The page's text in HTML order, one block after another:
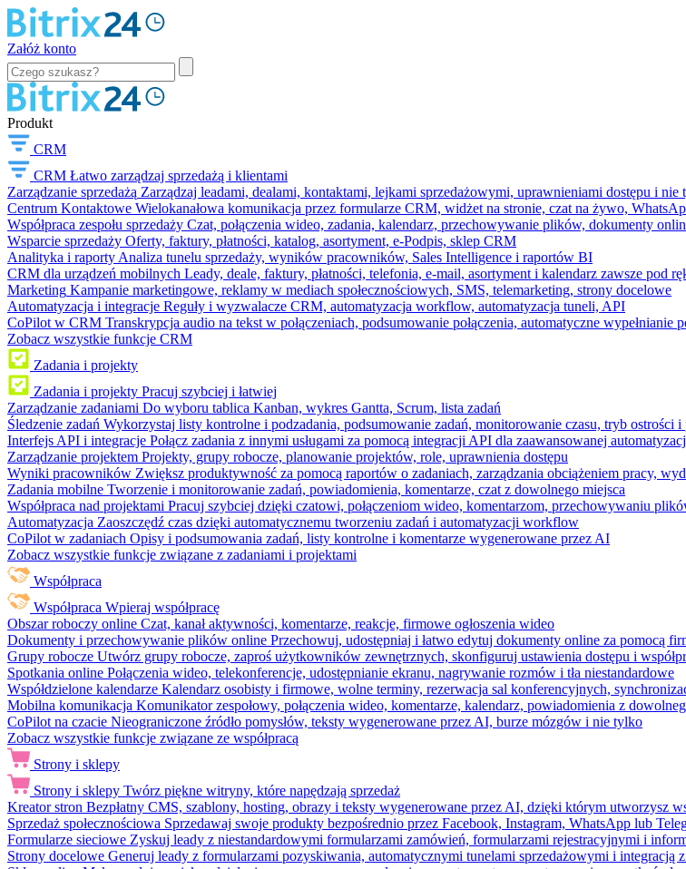
Załóż konto
Produkt
CRM
CRM Łatwo zarządzaj sprzedażą i klientami
Zarządzanie sprzedażą Zarządzaj leadami, dealami, kontaktami, lejkami sprzedażowymi, uprawnieniami dostępu i nie
Centrum Kontaktowe Wielokanałowa komunikacja przez formularze CRM, widżet na stronie, czat na żywo,
Współpraca zespołu sprzedaży Czat, połączenia wideo, zadania, kalendarz, przechowywanie plików, dokumenty
Wsparcie sprzedaży Oferty, faktury, płatności, katalog, asortyment, e-Podpis, sklep CRM
Analityka i raporty Analiza tunelu sprzedaży, wyników pracowników, Sales Intelligence i raportów BI
CRM dla urządzeń mobilnych Leady, deale, faktury, płatności, telefonia, e-mail, asortyment i kalendarz zawsze pod
Marketing Kampanie marketingowe, reklamy w mediach społecznościowych, SMS, telemarketing, strony docelowe
Automatyzacja i integracje Reguły i wyzwalacze CRM, automatyzacja workflow, automatyzacja tuneli, API
CoPilot w CRM Transkrypcja audio na tekst w połączeniach, podsumowanie połączenia, automatyczne wypełnianie
Zobacz wszystkie funkcje CRM
Zadania i projekty
Zadania i projekty Pracuj szybciej i łatwiej
Zarządzanie zadaniami Do wyboru tablica Kanban, wykres Gantta, Scrum, lista zadań
Śledzenie zadań Wykorzystaj listy kontrolne i podzadania, podsumowanie zadań, monitorowanie czasu, tryb ostrości i
Interfejs API i integracje Połącz zadania z innymi usługami za pomocą integracji API dla zaawansowanej
Zarządzanie projektem Projekty, grupy robocze, planowanie projektów, role, uprawnienia dostępu
Wyniki pracowników Zwiększ produktywność za pomocą raportów o zadaniach, zarządzania obciążeniem pracy,
Zadania mobilne Tworzenie i monitorowanie zadań, powiadomienia, komentarze, czat z dowolnego miejsca
Współpraca nad projektami Pracuj szybciej dzięki czatowi, połączeniom wideo, komentarzom, przechowywaniu
Automatyzacja Zaoszczędź czas dzięki automatycznemu tworzeniu zadań i automatyzacji workflow
CoPilot w zadaniach Opisy i podsumowania zadań, listy kontrolne i komentarze wygenerowane przez AI
Zobacz wszystkie funkcje związane z zadaniami i projektami
Współpraca
Współpraca Wpieraj współpracę
Obszar roboczy online Czat, kanał aktywności, komentarze, reakcje, firmowe ogłoszenia wideo
Dokumenty i przechowywanie plików online Przechowuj, udostępniaj i łatwo edytuj dokumenty online za pomocą
Grupy robocze Utwórz grupy robocze, zaproś użytkowników zewnętrznych, skonfiguruj ustawienia dostępu i
Spotkania online Połączenia wideo, telekonferencje, udostępnianie ekranu, nagrywanie rozmów i tła niestandardowe
Współdzielone kalendarze Kalendarz osobisty i firmowe, wolne terminy, rezerwacja sal konferencyjnych,
Mobilna komunikacja Komunikator zespołowy, połączenia wideo, komentarze, kalendarz, powiadomienia z
CoPilot na czacie Nieograniczone źródło pomysłów, teksty wygenerowane przez AI, burze mózgów i nie tylko
Zobacz wszystkie funkcje związane ze współpracą
Strony i sklepy
Strony i sklepy Twórz piękne witryny, które napędzają sprzedaż
Kreator stron Bezpłatny CMS, szablony, hosting, obrazy i teksty wygenerowane przez AI, dzięki którym utworzysz
Sprzedaż społecznościowa Sprzedawaj swoje produkty bezpośrednio przez Facebook, Instagram, WhatsApp lub
Formularze sieciowe Zyskuj leady z niestandardowymi formularzami zamówień, formularzami rejestracyjnymi i
Strony docelowe Generuj leady z formularzami pozyskiwania, automatycznymi tunelami sprzedażowymi i integracją